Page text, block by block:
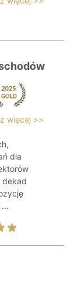
więcej >>
dla
dekad